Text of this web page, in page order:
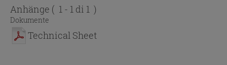
Anhänge ( 1 - 1 di 1 )
Dokumente
Technical Sheet